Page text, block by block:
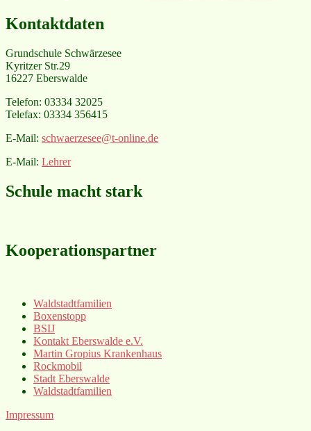
Kontaktdaten
Grundschule Schwärzesee
Kyritzer Str.29
16227 Eberswalde
Telefon: 03334 32025
Telefax: 03334 356415
E-Mail: schwaerzesee@t-online.de
E-Mail: Lehrer
Schule macht stark
Kooperationspartner
Waldstadtfamilien
Boxenstopp
BSIJ
Kontakt Eberswalde e.V.
Martin Gropius Krankenhaus
Rockmobil
Stadt Eberswalde
Waldstadtfamilien
Impressum